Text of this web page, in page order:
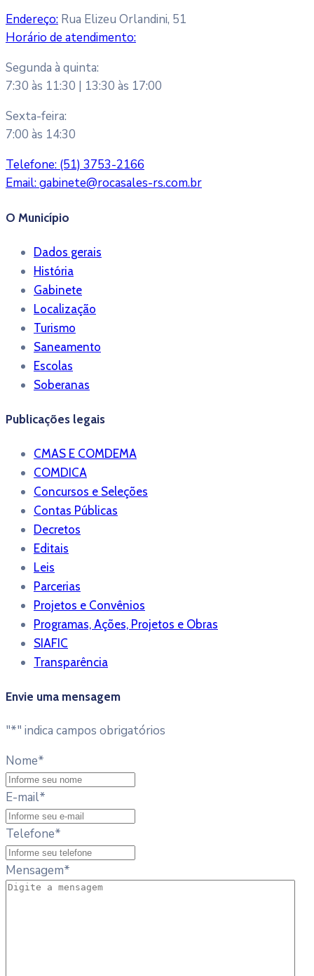
Endereço: Rua Elizeu Orlandini, 51
Horário de atendimento:
Segunda à quinta:
7:30 às 11:30 | 13:30 às 17:00
Sexta-feira:
7:00 às 14:30
Telefone: (51) 3753-2166
Email:gabinete@rocasales-rs.com.br
O Município
Dados gerais
História
Gabinete
Localização
Turismo
Saneamento
Escolas
Soberanas
Publicações legais
CMAS E COMDEMA
COMDICA
Concursos e Seleções
Contas Públicas
Decretos
Editais
Leis
Parcerias
Projetos e Convênios
Programas, Ações, Projetos e Obras
SIAFIC
Transparência
Envie uma mensagem
"*" indica campos obrigatórios
Nome*
E-mail*
Telefone*
Mensagem*